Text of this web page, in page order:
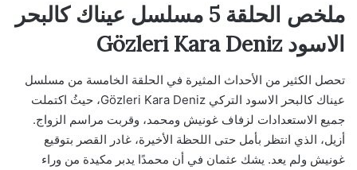
ملخص الحلقة 5 مسلسل عيناك كالبحر
الاسود Gözleri Kara Deniz
تحصل الكثير من الأحداث المثيرة في الحلقة الخامسة من مسلسل
عيناك كالبحر الاسود التركي Gözleri Kara Deniz، حيثُ اكتملت
جميع الاستعدادات لزفاف غونيش ومحمد، وقربت مراسم الزواج.
أزيل، الذي انتظر بأمل حتى اللحظة الأخيرة، غادر القصر بتوقيع
غونيش ولم يعد. يشك عثمان في أن محمدًا يدبر مكيدة من وراء